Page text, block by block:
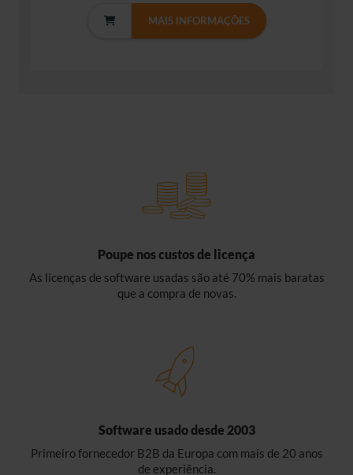
MAIS INFORMAÇÕES
Poupe nos custos de licença
As licenças de software usadas são até 70% mais baratas
que a compra de novas.
Software usado desde 2003
Primeiro fornecedor B2B da Europa com mais de 20 anos
de experiência.